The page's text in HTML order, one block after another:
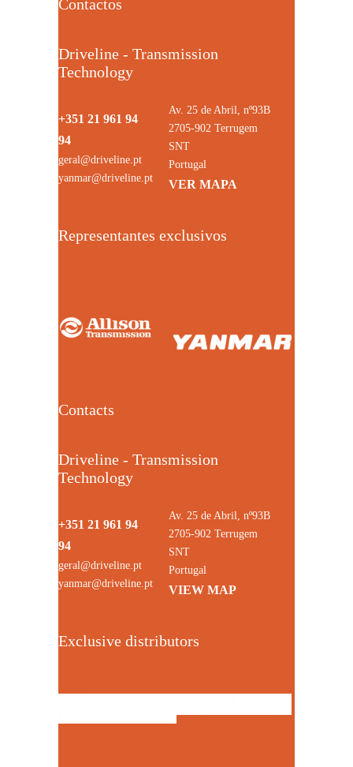
Contactos
Driveline - Transmission
Technology
+351 21 961 94
94
geral@driveline.pt
yanmar@driveline.pt
Av. 25 de Abril, nº93B
2705-902 Terrugem
SNT
Portugal
VER MAPA
Representantes exclusivos
Contacts
Driveline - Transmission
Technology
+351 21 961 94
94
geral@driveline.pt
yanmar@driveline.pt
Av. 25 de Abril, nº93B
2705-902 Terrugem
SNT
Portugal
VIEW MAP
Exclusive distributors